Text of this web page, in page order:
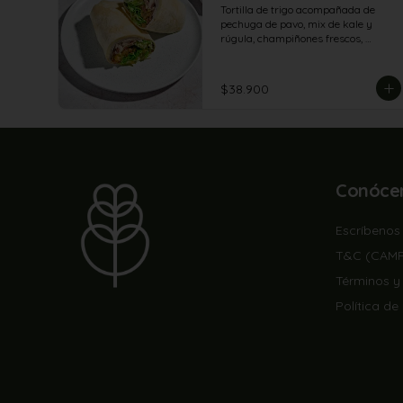
Tortilla de trigo acompañada de
pechuga de pavo, mix de kale y
rúgula, champiñones frescos,
crema de aguacate y yogur griego.
$38.900
Escríbenos
T&C
Términos
Política